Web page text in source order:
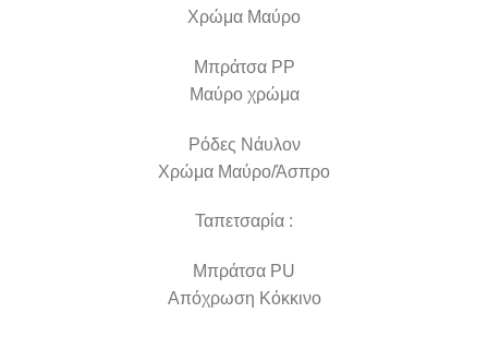
Χρώμα Μαύρο
Μπράτσα PP
Μαύρο χρώμα
Ρόδες Νάυλον
Χρώμα Μαύρο/Άσπρο
Ταπετσαρία :
Μπράτσα PU
Απόχρωση Κόκκινο